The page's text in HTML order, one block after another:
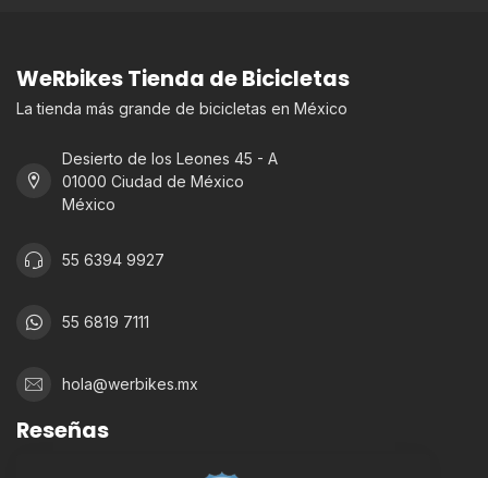
WeRbikes Tienda de Bicicletas
La tienda más grande de bicicletas en México
Desierto de los Leones 45 - A
01000 Ciudad de México
México
55 6394 9927
55 6819 7111
hola@werbikes.mx
Reseñas